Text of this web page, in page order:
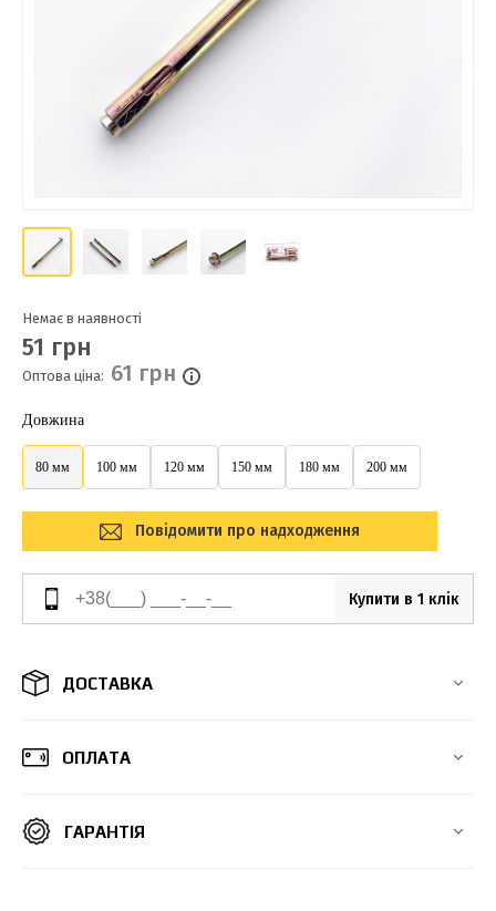
Немає в наявності
51 грн
Оптова ціна: 61 грн
Довжина
80 мм 100 мм 120 мм 150 мм 180 мм 200 мм
Повідомити про надходження
Купити в 1 клік
ДОСТАВКА
ОПЛАТА
ГАРАНТІЯ